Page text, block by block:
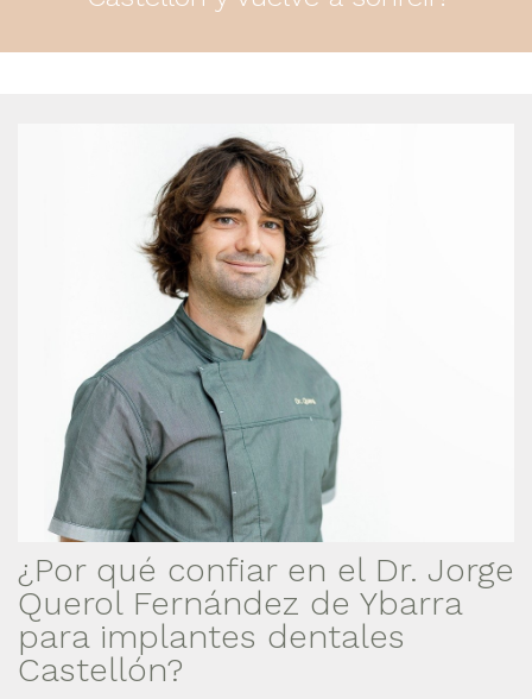
¿Por qué confiar en el Dr. Jorge
Querol Fernández de Ybarra
para implantes dentales
Castellón?